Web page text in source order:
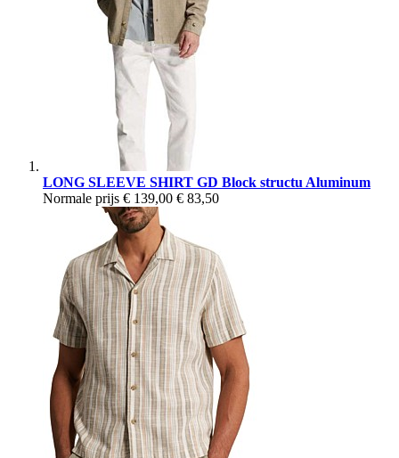
LONG SLEEVE SHIRT GD Block structu Aluminum
Normale prijs € 139,00 € 83,50